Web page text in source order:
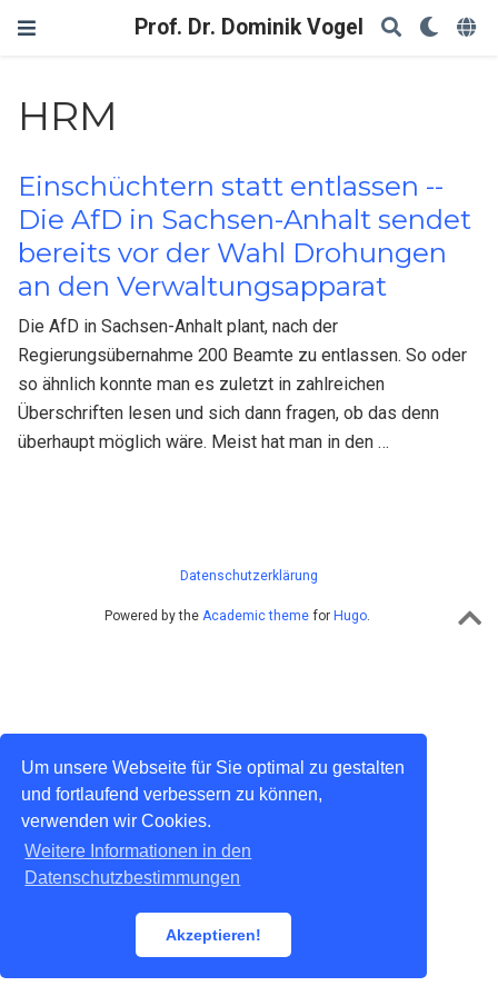
Um unsere Webseite für Sie optimal zu gestalten
und fortlaufend verbessern zu können,
verwenden wir Cookies.
Weitere Informationen in den
Datenschutzbestimmungen
Akzeptieren!
Prof. Dr. Dominik Vogel
HRM
Einschüchtern statt entlassen --
Die AfD in Sachsen-Anhalt sendet
bereits vor der Wahl Drohungen
an den Verwaltungsapparat
Die AfD in Sachsen-Anhalt plant, nach der
Regierungsübernahme 200 Beamte zu entlassen. So oder
so ähnlich konnte man es zuletzt in zahlreichen
Überschriften lesen und sich dann fragen, ob das denn
überhaupt möglich wäre. Meist hat man in den …
Datenschutzerklärung
Powered by the Academic theme for Hugo.